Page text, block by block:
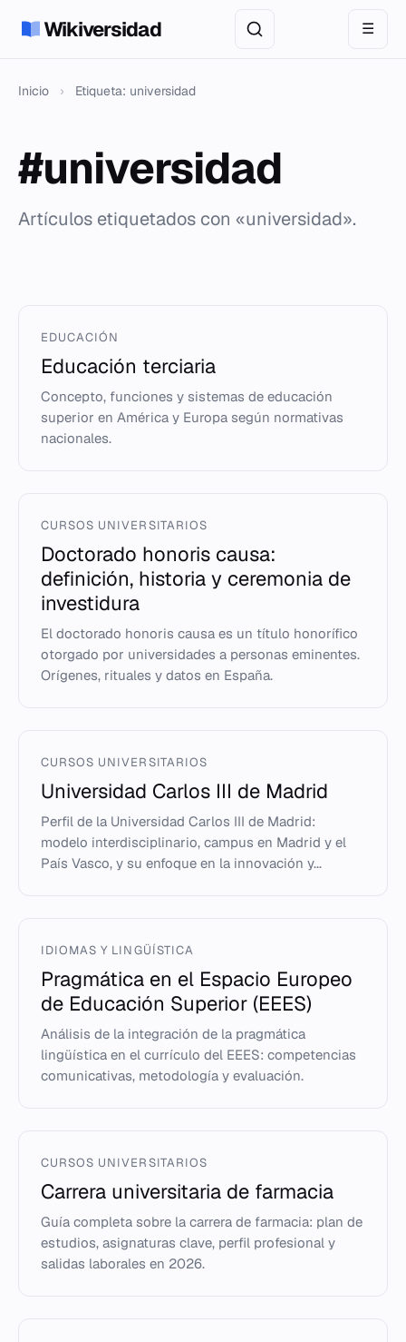
Wikiversidad ☰
Inicio › Etiqueta: universidad
#universidad
Artículos etiquetados con «universidad».
EDUCACIÓN
Educación terciaria
Concepto, funciones y sistemas de educación
superior en América y Europa según normativas
nacionales.
CURSOS UNIVERSITARIOS
Doctorado honoris causa:
definición, historia y ceremonia de
investidura
El doctorado honoris causa es un título honorífico
otorgado por universidades a personas eminentes.
Orígenes, rituales y datos en España.
CURSOS UNIVERSITARIOS
Universidad Carlos III de Madrid
Perfil de la Universidad Carlos III de Madrid:
modelo interdisciplinario, campus en Madrid y el
País Vasco, y su enfoque en la innovación y...
IDIOMAS Y LINGÜÍSTICA
Pragmática en el Espacio Europeo
de Educación Superior (EEES)
Análisis de la integración de la pragmática
lingüística en el currículo del EEES: competencias
comunicativas, metodología y evaluación.
CURSOS UNIVERSITARIOS
Carrera universitaria de farmacia
Guía completa sobre la carrera de farmacia: plan de
estudios, asignaturas clave, perfil profesional y
salidas laborales en 2026.